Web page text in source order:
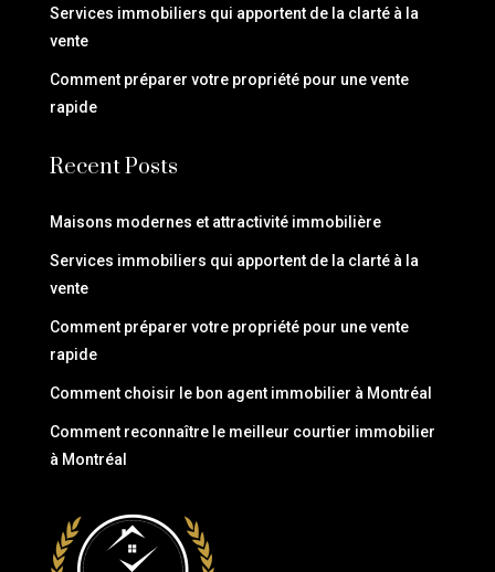
Services immobiliers qui apportent de la clarté à la
vente
Comment préparer votre propriété pour une vente
rapide
Recent Posts
Maisons modernes et attractivité immobilière
Services immobiliers qui apportent de la clarté à la
vente
Comment préparer votre propriété pour une vente
rapide
Comment choisir le bon agent immobilier à Montréal
Comment reconnaître le meilleur courtier immobilier
à Montréal